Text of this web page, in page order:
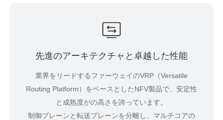
先進のアーキテクチャと卓越した性能
業界をリードするファーウェイのVRP（Versatile
Routing Platform）をベースとしたNFV製品で、安定性
と成熟度がの高さを誇っています。
制御プレーンと転送プレーンを分離し、マルチコアの